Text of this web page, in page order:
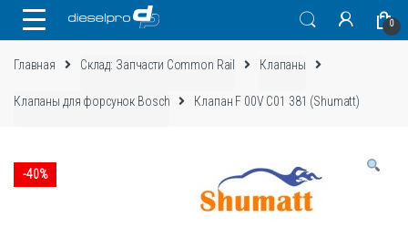
0
Главная Склад: Запчасти Common Rail Клапаны
Клапаны для форсунок Bosch Клапан F 00V C01 381 (Shumatt)
-40%